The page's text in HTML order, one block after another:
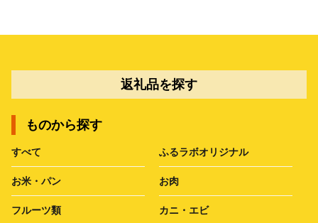
返礼品を探す
ものから探す
すべて ふるラボオリジナル
お米・パン お肉
フルーツ類 カニ・エビ